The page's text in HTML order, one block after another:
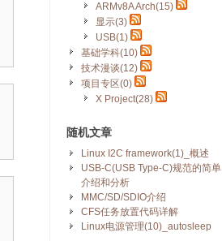
ARMv8A Arch(15)
显示(3)
USB(1)
基础学科(10)
技术漫谈(12)
项目专区(0)
X Project(28)
随机文章
Linux I2C framework(1)_概述
USB-C(USB Type-C)规范的简单
介绍和分析
MMC/SD/SDIO介绍
CFS任务放置代码详解
Linux电源管理(10)_autosleep